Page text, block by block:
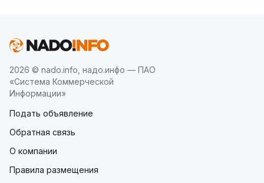
2026 © nado.info, надо.инфо — ПАО
«Система Коммерческой
Информации»
Подать объявление
Обратная связь
О компании
Правила размещения